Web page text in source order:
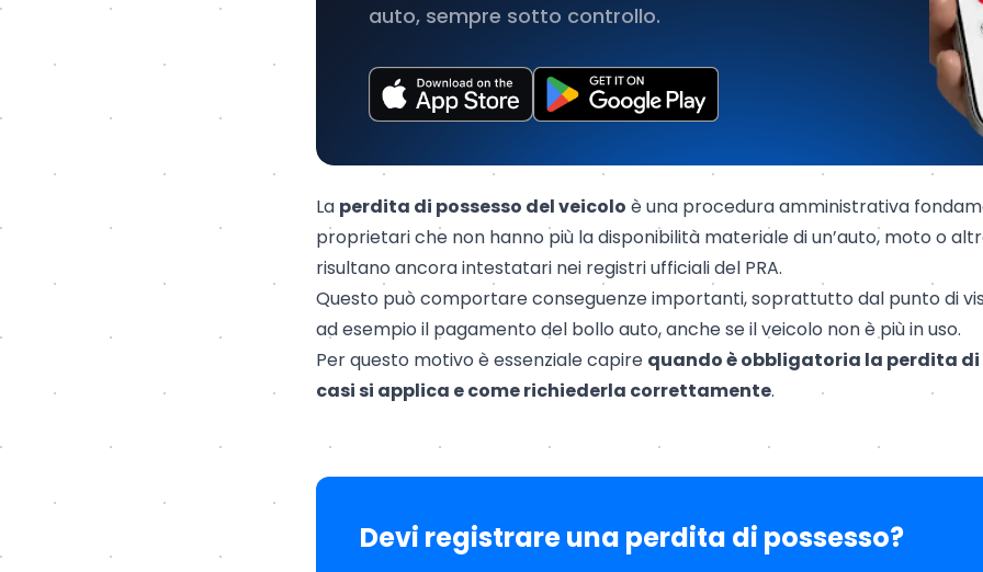
auto, sempre sotto controllo.
La perdita di possesso del veicolo è una procedura amministrativa
proprietari che non hanno più la disponibilità materiale di un’auto, moto o
risultano ancora intestatari nei registri ufficiali del PRA.
Questo può comportare conseguenze importanti, soprattutto dal punto di
ad esempio il pagamento del bollo auto, anche se il veicolo non è più in uso.
Per questo motivo è essenziale capire quando è obbligatoria la perdita di
casi si applica e come richiederla correttamente.
Devi registrare una perdita di possesso?